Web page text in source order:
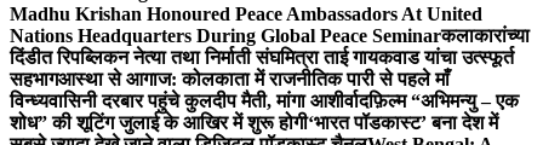
Madhu Krishan Honoured Peace Ambassadors At United
Nations Headquarters During Global Peace Seminarकलाकारांच्या
दिंडीत रिपब्लिकन नेत्या तथा निर्माती संघमित्रा ताई गायकवाड यांचा उत्स्फूर्त
सहभागआस्था से आगाज: कोलकाता में राजनीतिक पारी से पहले माँ
विन्ध्यवासिनी दरबार पहुंचे कुलदीप मैती, मांगा आशीर्वादफ़िल्म “अभिमन्यु – एक
शोध” की शूटिंग जुलाई के आखिर में शुरू होगी‘भारत पॉडकास्ट’ बना देश में